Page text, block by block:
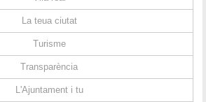
La teua ciutat
Turisme
Transparència
L'Ajuntament i tu